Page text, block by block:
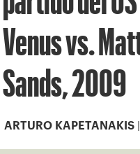
Venus vs.
Sands, 2009
ARTURO KAPETANAKIS